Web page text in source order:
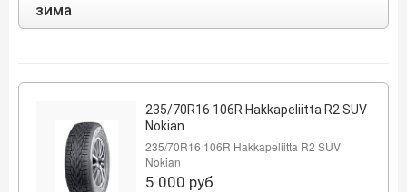
зима
235/70R16 106R Hakkapeliitta R2 SUV
Nokian
235/70R16 106R Hakkapeliitta R2 SUV
Nokian
5 000 руб